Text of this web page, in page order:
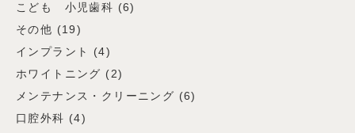
こども 小児歯科 (6)
その他 (19)
インプラント (4)
ホワイトニング (2)
メンテナンス・クリーニング (6)
口腔外科 (4)